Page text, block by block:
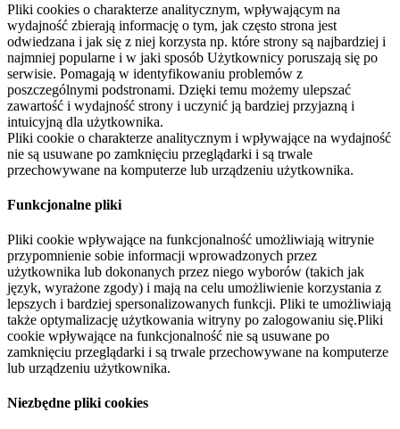
Pliki cookies o charakterze analitycznym, wpływającym na
wydajność zbierają informację o tym, jak często strona jest
odwiedzana i jak się z niej korzysta np. które strony są najbardziej i
najmniej popularne i w jaki sposób Użytkownicy poruszają się po
serwisie. Pomagają w identyfikowaniu problemów z
poszczególnymi podstronami. Dzięki temu możemy ulepszać
zawartość i wydajność strony i uczynić ją bardziej przyjazną i
intuicyjną dla użytkownika.
Pliki cookie o charakterze analitycznym i wpływające na wydajność
nie są usuwane po zamknięciu przeglądarki i są trwale
przechowywane na komputerze lub urządzeniu użytkownika.
Funkcjonalne pliki
Pliki cookie wpływające na funkcjonalność umożliwiają witrynie
przypomnienie sobie informacji wprowadzonych przez
użytkownika lub dokonanych przez niego wyborów (takich jak
język, wyrażone zgody) i mają na celu umożliwienie korzystania z
lepszych i bardziej spersonalizowanych funkcji. Pliki te umożliwiają
także optymalizację użytkowania witryny po zalogowaniu się.Pliki
cookie wpływające na funkcjonalność nie są usuwane po
zamknięciu przeglądarki i są trwale przechowywane na komputerze
lub urządzeniu użytkownika.
Niezbędne pliki cookies